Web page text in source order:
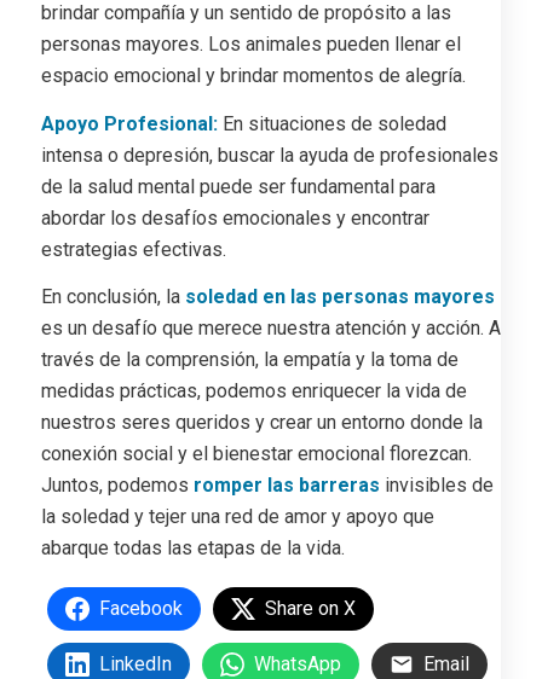
brindar compañía y un sentido de propósito a las
personas mayores. Los animales pueden llenar el
espacio emocional y brindar momentos de alegría.
Apoyo Profesional:En situaciones de soledad
intensa o depresión, buscar la ayuda de profesionales
de la salud mental puede ser fundamental para
abordar los desafíos emocionales y encontrar
estrategias efectivas.
En conclusión, la soledad en las personas mayores
es un desafío que merece nuestra atención y acción. A
través de la comprensión, la empatía y la toma de
medidas prácticas, podemos enriquecer la vida de
nuestros seres queridos y crear un entorno donde la
conexión social y el bienestar emocional florezcan.
Juntos, podemos romper las barreras invisibles de
la soledad y tejer una red de amor y apoyo que
abarque todas las etapas de la vida.
Facebook Share on X
LinkedIn WhatsApp Email